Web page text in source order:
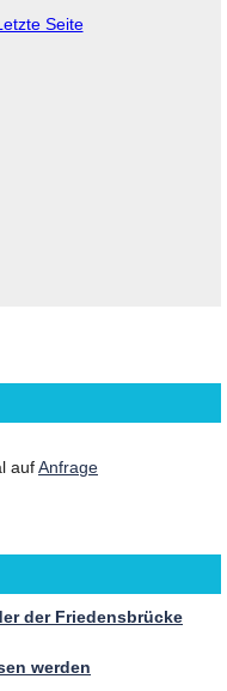
aufAnfrage
der Friedensbrücke
werden